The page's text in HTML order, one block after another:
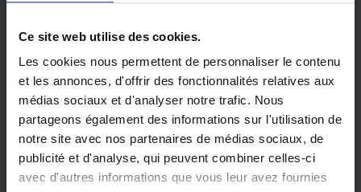
Ce site web utilise des cookies.
Les cookies nous permettent de personnaliser le contenu
et les annonces, d'offrir des fonctionnalités relatives aux
médias sociaux et d'analyser notre trafic. Nous
partageons également des informations sur l'utilisation de
notre site avec nos partenaires de médias sociaux, de
publicité et d'analyse, qui peuvent combiner celles-ci
avec d'autres informations que vous leur avez fournies
Indiquer les informations SSID (cryptage + Clé de sécurité)
Desactiver : WDS Passthrough
Valider et redémarrer la borne
Etape 2: Activer les paramètres sans fil